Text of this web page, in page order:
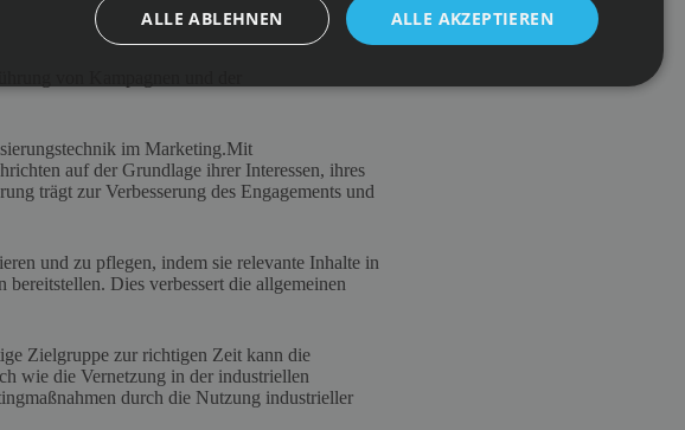
von Kampagnen und der
im Marketing.Mit
auf der Grundlage ihrer Interessen, ihres
trägt zur Verbesserung des Engagements und
und zu pflegen, indem sie relevante Inhalte in
Dies verbessert die allgemeinen
Zielgruppe zur richtigen Zeit kann die
wie die Vernetzung in der industriellen
durch die Nutzung industrieller
ALLE AKZEPTIEREN
ALLE ABLEHNEN